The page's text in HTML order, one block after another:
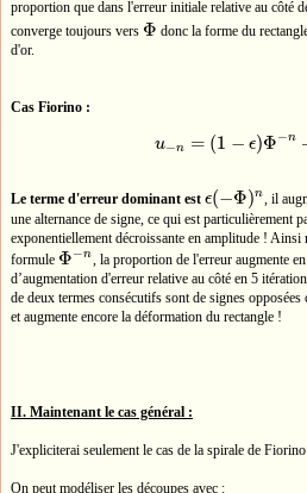
proportion que dans l'erreur initiale relative au côté
converge toujours vers Φ
Φ donc la forme du
d'or.
Cas Fiorino :
u−n = (1 − ϵ)Φ−n
u−n= (1− ϵ)Φ− +ϵ (
Le terme d'erreur dominant est ϵ(−Φ)n
ϵ(−Φ)n
, il
une alternance de signe, ce qui est particulièrement
exponentiellement décroissante en amplitude !
formule Φ−n
Φ−n , la proportion de l'erreur augmente en
d’augmentation d'erreur relative au côté en 5
de deux termes consécutifs sont de signes
et augmente encore la déformation du rectangle !
II. Maintenant le cas général :
J'expliciterai seulement le cas de la spirale de
On peut modéliser les découpes avec :